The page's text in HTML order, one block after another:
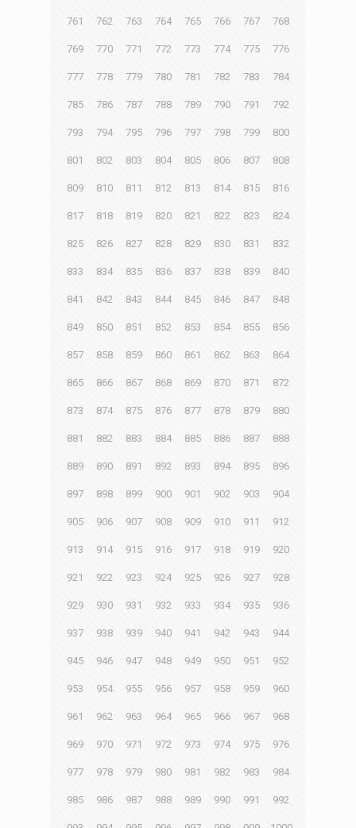
761 762 763 764 765 766 767 768
769 770 771 772 773 774 775 776
777 778 779 780 781 782 783 784
785 786 787 788 789 790 791 792
793 794 795 796 797 798 799 800
801 802 803 804 805 806 807 808
809 810 811 812 813 814 815 816
817 818 819 820 821 822 823 824
825 826 827 828 829 830 831 832
833 834 835 836 837 838 839 840
841 842 843 844 845 846 847 848
849 850 851 852 853 854 855 856
857 858 859 860 861 862 863 864
865 866 867 868 869 870 871 872
873 874 875 876 877 878 879 880
881 882 883 884 885 886 887 888
889 890 891 892 893 894 895 896
897 898 899 900 901 902 903 904
905 906 907 908 909 910 911 912
913 914 915 916 917 918 919 920
921 922 923 924 925 926 927 928
929 930 931 932 933 934 935 936
937 938 939 940 941 942 943 944
945 946 947 948 949 950 951 952
953 954 955 956 957 958 959 960
961 962 963 964 965 966 967 968
969 970 971 972 973 974 975 976
977 978 979 980 981 982 983 984
985 986 987 988 989 990 991 992